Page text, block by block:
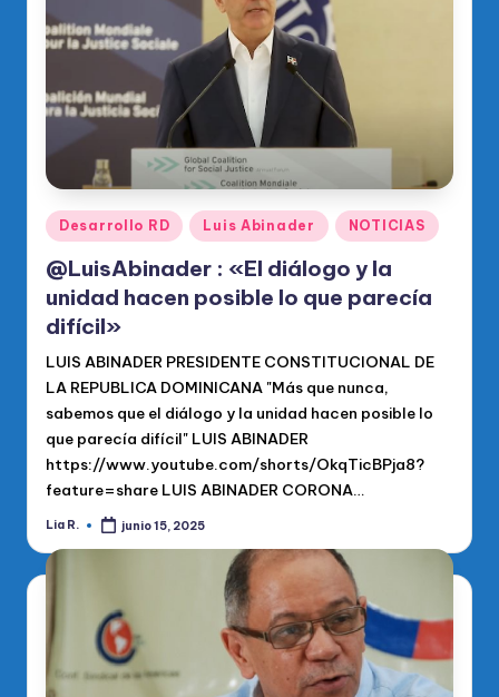
di
o
O
fi
ci
al
d
el
P
R
M
Publicado
en
Desarrollo RD Luis Abinader NOTICIAS
@LuisAbinader : «El diálogo y la
unidad hacen posible lo que parecía
difícil»
LUIS ABINADER PRESIDENTE CONSTITUCIONAL DE
LA REPUBLICA DOMINICANA "Más que nunca,
sabemos que el diálogo y la unidad hacen posible lo
que parecía difícil" LUIS ABINADER
https://www.youtube.com/shorts/OkqTicBPja8?
feature=share LUIS ABINADER CORONA…
Publicado
Lia R. junio 15, 2025